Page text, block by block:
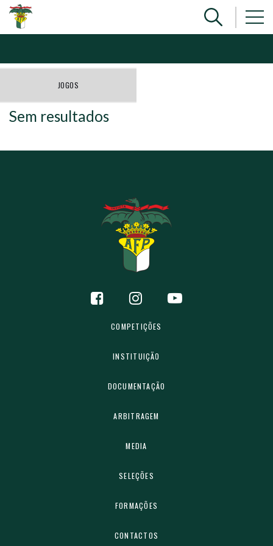
JOGOS
Sem resultados
COMPETIÇÕES
INSTITUIÇÃO
DOCUMENTAÇÃO
ARBITRAGEM
MEDIA
SELEÇÕES
FORMAÇÕES
CONTACTOS